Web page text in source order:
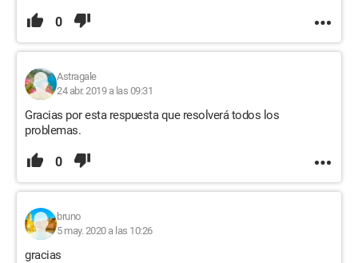
0
Astragale
24 abr. 2019 a las 09:31
Gracias por esta respuesta que resolverá todos los
problemas.
0
bruno
5 may. 2020 a las 10:26
gracias